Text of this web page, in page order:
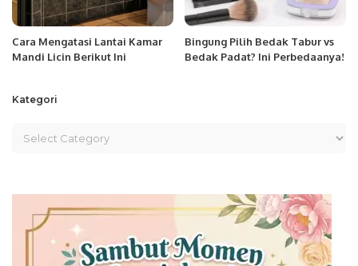
Cara Mengatasi Lantai Kamar
Mandi Licin Berikut Ini
Bingung Pilih Bedak Tabur vs
Bedak Padat? Ini Perbedaanya!
Kategori